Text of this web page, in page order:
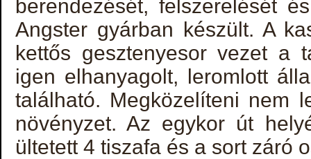
berendezését, felszerelését
Angster gyárban készült. A
kettős gesztenyesor vezet a
igen elhanyagolt, leromlott
található. Megközelíteni nem
növényzet. Az egykor út
ültetett 4 tiszafa és a sort záró